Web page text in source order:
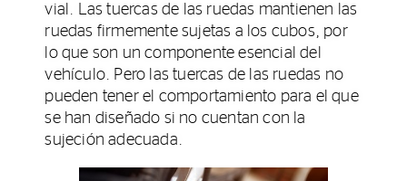
vial. Las tuercas de las ruedas mantienen las
ruedas firmemente sujetas a los cubos, por
lo que son un componente esencial del
vehículo. Pero las tuercas de las ruedas no
pueden tener el comportamiento para el que
se han diseñado si no cuentan con la
sujeción adecuada.